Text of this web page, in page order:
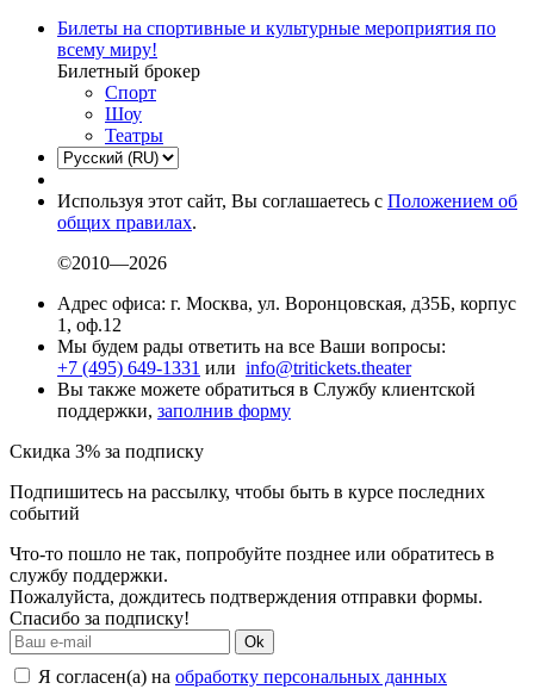
Билеты на спортивные и культурные мероприятия по
всему миру!
Билетный брокер
Спорт
Шоу
Театры
Используя этот сайт, Вы соглашаетесь с Положением об
общих правилах.
©2010—2026
Адрес офиса: г. Москва, ул. Воронцовская, д35Б, корпус
1, оф.12
Мы будем рады ответить на все Ваши вопросы:
+7 (495) 649-1331 или info@tritickets.theater
Вы также можете обратиться в Службу клиентской
поддержки, заполнив форму
Скидка 3% за подписку
Подпишитесь на рассылку, чтобы быть в курсе последних
событий
Что-то пошло не так, попробуйте позднее или обратитесь в
службу поддержки.
Пожалуйста, дождитесь подтверждения отправки формы.
Спасибо за подписку!
Ok
Я согласен(а) на обработку персональных данных